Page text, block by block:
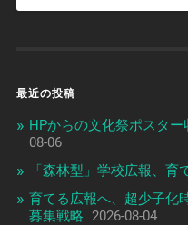
最近の投稿
HPからの文化祭ポスタ
08-06
「森林型」学校広報、育
育てる広報へ、超少子化
募集戦略
2026-08-04